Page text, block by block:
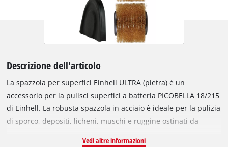
Descrizione dell'articolo
La spazzola per superfici Einhell ULTRA (pietra) è un
accessorio per la pulisci superfici a batteria PICOBELLA 18/215
di Einhell. La robusta spazzola in acciaio è ideale per la pulizia
di sporco, depositi, licheni, muschi e ruggine ostinati da
Vedi altre informazioni